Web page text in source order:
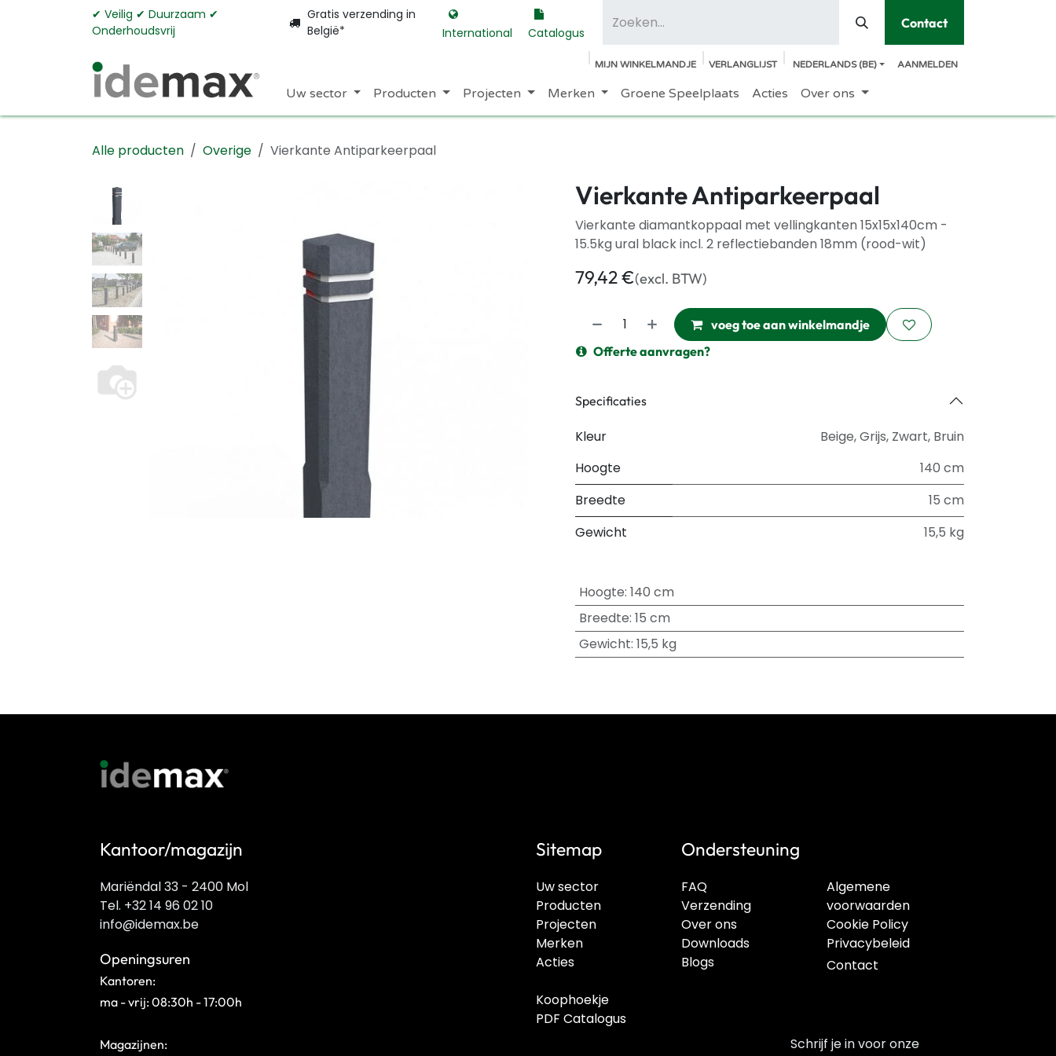
Overslaan naar inhoud✔︎ Veilig ✔︎ Duurzaam ✔︎
Onderhoudsvrij
Gratis verzending in
België*
International Catalogus
Contact
MIJN WINKELMANDJE VERLANGLIJST NEDERLANDS (BE) AANMELDEN
Uw sector Producten Projecten Merken Groene Speelplaats Acties Over ons
Alle producten Overige Vierkante Antiparkeerpaal
Vierkante Antiparkeerpaal
Vierkante diamantkoppaal met vellingkanten 15x15x140cm -
15.5kg ural black incl. 2 reflectiebanden 18mm (rood-wit)
79,42€(excl. BTW)
voeg toe aan winkelmandje
Offerte aanvragen?
Specificaties
Kleur Beige,Grijs, Zwart, Bruin
Hoogte
140 cm
Breedte
15 cm
Gewicht
15,5 kg
Hoogte: 140 cm
Breedte: 15 cm
Gewicht: 15,5 kg
Kantoor/magazijn
Algemene
voorwaarden
Cookie Policy
Privacybeleid
FAQ
Verzending
Over ons
Downloads
Blogs
Ondersteuning
Uw sector
Producten
Projecten
Merken
Acties
Koophoekje
PDF Catalogus
Sitemap
Contact
Mariëndal 33 - 2400 Mol
Tel. +32 14 96 02 10
info@idemax.be
Openingsuren
Kantoren:
ma - vrij: 08:30h - 17:00h
Magazijnen:
Schrijf je in voor onze